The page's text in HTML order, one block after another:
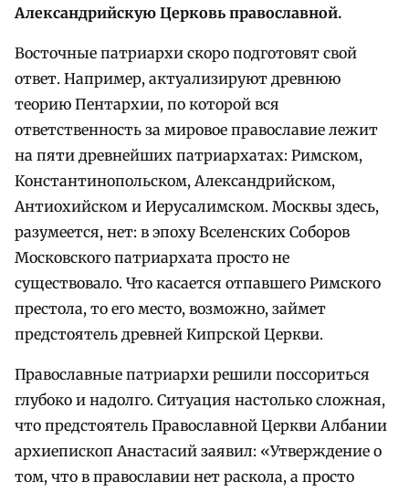
Александрийскую Церковь православной.
Восточные патриархи скоро подготовят свой
ответ. Например, актуализируют древнюю
теорию Пентархии, по которой вся
ответственность за мировое православие лежит
на пяти древнейших патриархатах: Римском,
Константинопольском, Александрийском,
Антиохийском и Иерусалимском. Москвы здесь,
разумеется, нет: в эпоху Вселенских Соборов
Московского патриархата просто не
существовало. Что касается отпавшего Римского
престола, то его место, возможно, займет
предстоятель древней Кипрской Церкви.
Православные патриархи решили поссориться
глубоко и надолго. Ситуация настолько сложная,
что предстоятель Православной Церкви Албании
архиепископ Анастасий заявил: «Утверждение о
том, что в православии нет раскола, а просто